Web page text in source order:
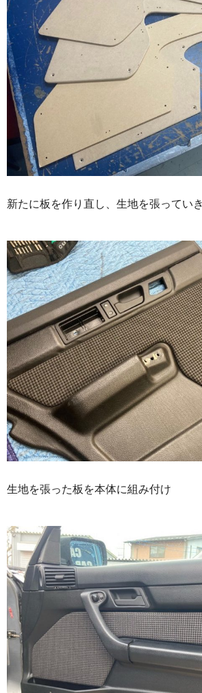
新たに板を作り直し、生地を張ってい
生地を張った板を本体に組み付け